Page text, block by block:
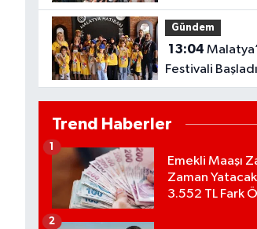
Başladı!
Gündem
13:04
Festivali
FotoMaraton
Trend Haberler
Emekli Maaşı
Zaman
3.552 TL Fark
1
2